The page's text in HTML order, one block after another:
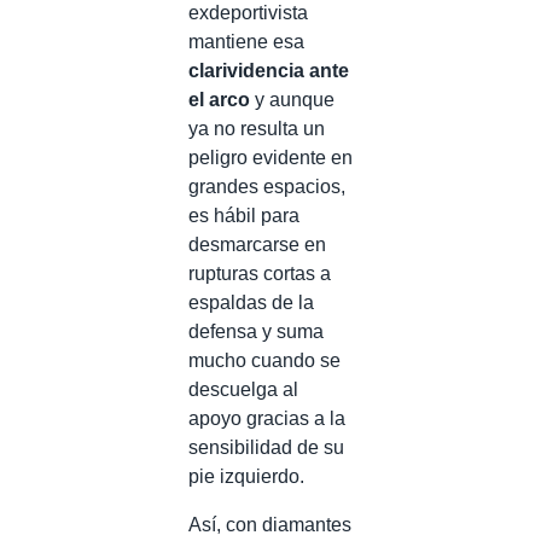
exdeportivista
mantiene esa
clarividencia ante
el arco y aunque
ya no resulta un
peligro evidente en
grandes espacios,
es hábil para
desmarcarse en
rupturas cortas a
espaldas de la
defensa y suma
mucho cuando se
descuelga al
apoyo gracias a la
sensibilidad de su
pie izquierdo.
Así, con diamantes